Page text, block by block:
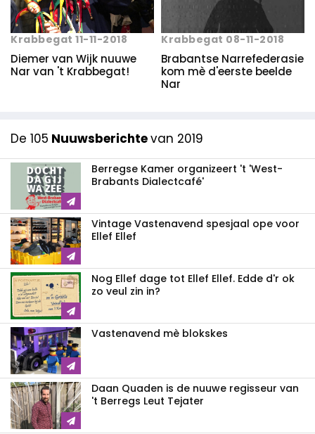
Krabbegat 11-11-2018
Diemer van Wijk nuuwe
Nar van 't Krabbegat!
Krabbegat 08-11-2018
Brabantse Narrefederasie
kom mè d'eerste beelde
Nar
De 105 Nuuwsberichtevan 2019
Berregse Kamer organizeert 't 'West-
Brabants Dialectcafé'
Vintage Vastenavend spesjaal ope voor
Ellef Ellef
Nog Ellef dage tot Ellef Ellef. Edde d'r ok
zo veul zin in?
Vastenavend mè blokskes
Daan Quaden is de nuuwe regisseur van
't Berregs Leut Tejater